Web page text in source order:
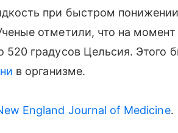
при быстром
отметили, что на
520 градусов Цельсия. Этого
в организме.
England Journal of Medicine.